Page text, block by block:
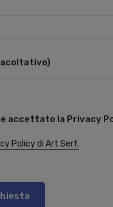
accettato la Privacy
Policy di Art Serf.